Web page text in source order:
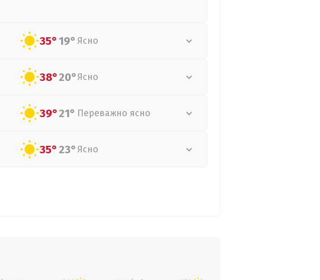
35°19° Ясно
38°20°Ясно
39°21° Переважно ясно
35°23° Ясно